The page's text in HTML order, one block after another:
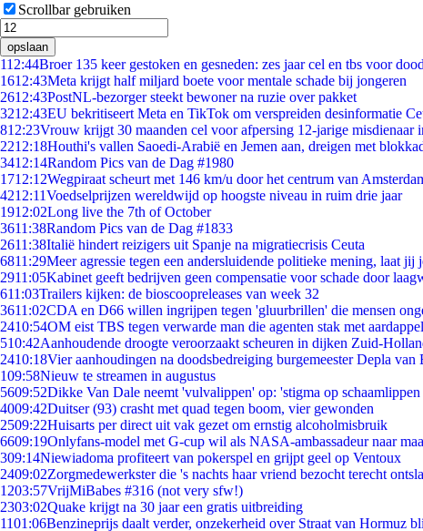
Scrollbar gebruiken
opslaan
112:44Broer 135 keer gestoken en gesneden: zes jaar cel en tbs voor
1612:43Meta krijgt half miljard boete voor mentale schade bij jongeren
2612:43PostNL-bezorger steekt bewoner na ruzie over pakket
3212:43EU bekritiseert Meta en TikTok om verspreiden desinformatie
812:23Vrouw krijgt 30 maanden cel voor afpersing 12-jarige misdienaar
2212:18Houthi's vallen Saoedi-Arabië en Jemen aan, dreigen met
3412:14Random Pics van de Dag #1980
1712:12Wegpiraat scheurt met 146 km/u door het centrum van
4212:11Voedselprijzen wereldwijd op hoogste niveau in ruim drie jaar
1912:02Long live the 7th of October
3611:38Random Pics van de Dag #1833
2611:38Italië hindert reizigers uit Spanje na migratiecrisis Ceuta
6811:29Meer agressie tegen een andersluidende politieke mening, laat jij
2911:05Kabinet geeft bedrijven geen compensatie voor schade door
611:03Trailers kijken: de bioscoopreleases van week 32
3611:02CDA en D66 willen ingrijpen tegen 'gluurbrillen' die mensen
2410:54OM eist TBS tegen verwarde man die agenten stak met
510:42Aanhoudende droogte veroorzaakt scheuren in dijken Zuid-
2410:18Vier aanhoudingen na doodsbedreiging burgemeester Depla van
109:58Nieuw te streamen in augustus
5609:52Dikke Van Dale neemt 'vulvalippen' op: 'stigma op
4009:42Duitser (93) crasht met quad tegen boom, vier gewonden
2509:22Huisarts per direct uit vak gezet om ernstig alcoholmisbruik
6609:19Onlyfans-model met G-cup wil als NASA-ambassadeur naar
309:14Niewiadoma profiteert van pokerspel en grijpt geel op Ventoux
2409:02Zorgmedewerkster die 's nachts haar vriend bezocht terecht
1203:57VrijMiBabes #316 (not very sfw!)
2303:02Quake krijgt na 30 jaar een gratis uitbreiding
1101:06Benzineprijs daalt verder, onzekerheid over Straat van Hormuz